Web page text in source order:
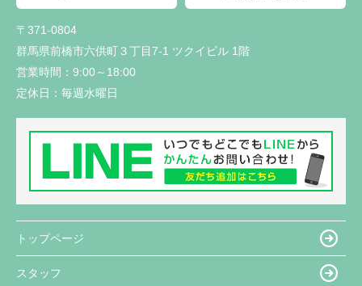
〒371-0804
群馬県前橋市六供町３丁目7-1 ツクイビル 1階
営業時間： 9:00～18:00
定休日： 毎週水曜日
トップページ
スタッフ